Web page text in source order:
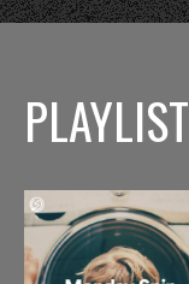
PLAYLIST